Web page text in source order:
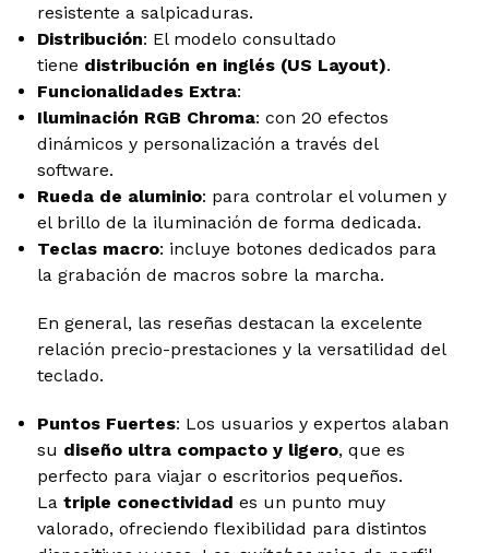
resistente a salpicaduras.
Distribución: El modelo consultado
tiene distribución en inglés (US Layout).
Funcionalidades Extra:
Iluminación RGB Chroma: con 20 efectos
dinámicos y personalización a través del
software.
Rueda de aluminio: para controlar el volumen y
el brillo de la iluminación de forma dedicada.
Teclas macro: incluye botones dedicados para
la grabación de macros sobre la marcha.
En general, las reseñas destacan la excelente
relación precio-prestaciones y la versatilidad del
teclado.
Puntos Fuertes: Los usuarios y expertos alaban
su diseño ultra compacto y ligero, que es
perfecto para viajar o escritorios pequeños.
La triple conectividad es un punto muy
valorado, ofreciendo flexibilidad para distintos